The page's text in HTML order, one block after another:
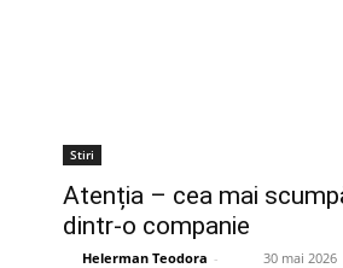
Stiri
Atenția – cea mai
dintr-o companie
Helerman Teodora - 30 mai 2026